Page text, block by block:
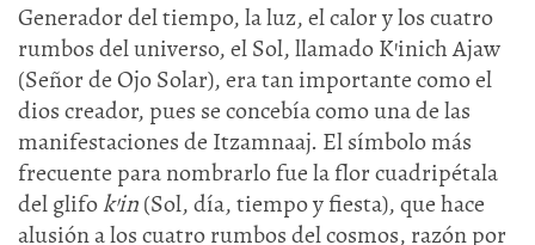
Generador del tiempo, la luz, el calor y los cuatro
rumbos del universo, el Sol, llamado K’inich Ajaw
(Señor de Ojo Solar), era tan importante como el
dios creador, pues se concebía como una de las
manifestaciones de Itzamnaaj. El símbolo más
frecuente para nombrarlo fue la flor cuadripétala
del glifok’in(Sol, día, tiempo y fiesta), que hace
alusión a los cuatro rumbos del cosmos, razón por